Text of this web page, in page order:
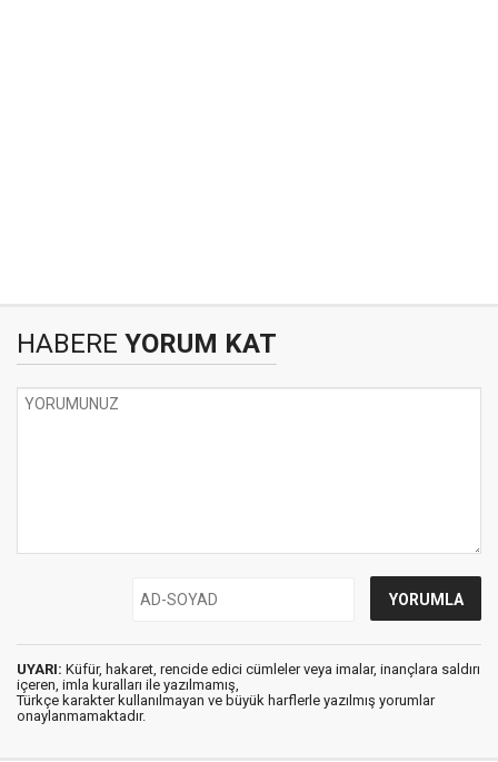
HABERE YORUM KAT
UYARI: Küfür, hakaret, rencide edici cümleler veya imalar, inançlara saldırı
içeren, imla kuralları ile yazılmamış,
Türkçe karakter kullanılmayan ve büyük harflerle yazılmış yorumlar
onaylanmamaktadır.